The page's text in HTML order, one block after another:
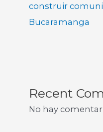
construir
Bucaramanga
Recent
No hay